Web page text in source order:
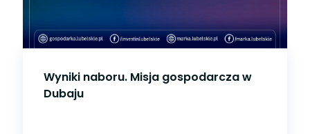
Wyniki naboru. Misja gospodarcza w
Dubaju